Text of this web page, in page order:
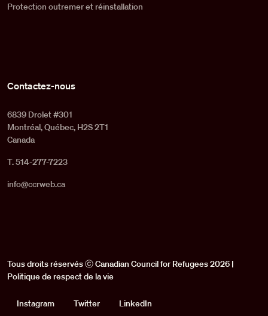
Protection outremer et réinstallation
Contactez-nous
6839 Drolet #301
Montréal, Québec, H2S 2T1
Canada
T. 514-277-7223
info@ccrweb.ca
Tous droits réservés ⓒ Canadian Council for Refugees 2026 |
Politique de respect de la vie
Social
Instagram Twitter LinkedIn